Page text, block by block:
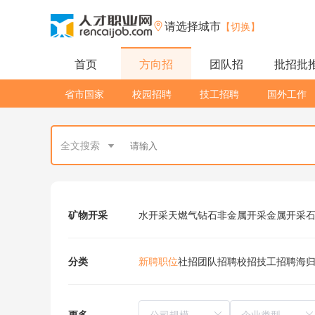
请选择城市 【切换】
首页 方向招 团队招 批招批
省市国家 校园招聘 技工招聘 国外工作
全文搜索
矿物开采 水开采天燃气钻石非金属开采金属开采
分类 新聘职位社招团队招聘校招技工招聘海